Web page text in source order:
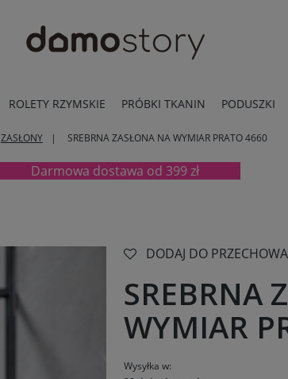
ROLETY RZYMSKIE PRÓBKI TKANIN PODUSZKI
ZASŁONY SREBRNA ZASŁONA NA WYMIAR PRATO 4660
Darmowa dostawa od 399 zł
DODAJ DO
SREBRNA
WYMIAR
Wysyłka w: